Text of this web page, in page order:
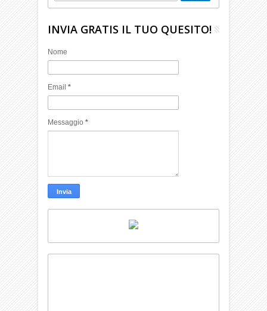
INVIA GRATIS IL TUO QUESITO!
Nome
Email*
Messaggio*